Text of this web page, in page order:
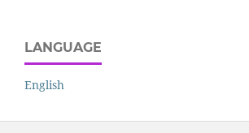
LANGUAGE
English